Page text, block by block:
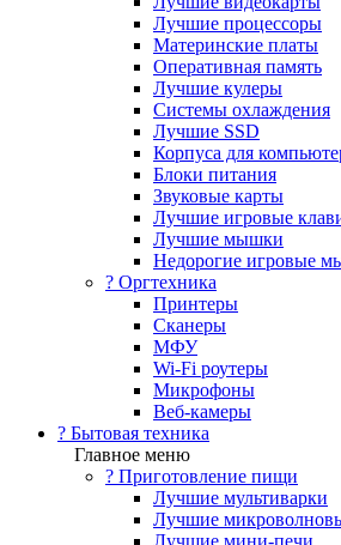
Лучшие процессоры
Материнские платы
Оперативная память
Лучшие кулеры
Системы охлаждения
Лучшие SSD
Корпуса для
Блоки питания
Звуковые карты
Лучшие игровые
Лучшие мышки
Недорогие игровые
?️ Оргтехника
Принтеры
Сканеры
МФУ
Wi-Fi роутеры
Микрофоны
Веб-камеры
? Бытовая техника
Главное меню
? Приготовление пищи
Лучшие мультиварки
Лучшие
Лучшие мини-печи